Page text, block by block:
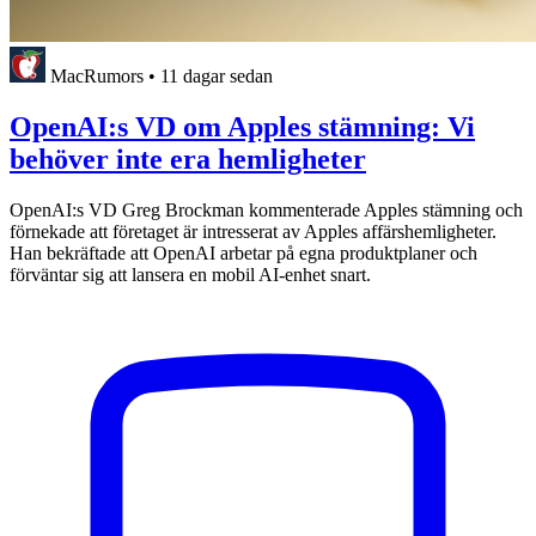
MacRumors • 11 dagar sedan
OpenAI:s VD om Apples stämning: Vi
behöver inte era hemligheter
OpenAI:s VD Greg Brockman kommenterade Apples stämning och
förnekade att företaget är intresserat av Apples affärshemligheter.
Han bekräftade att OpenAI arbetar på egna produktplaner och
förväntar sig att lansera en mobil AI-enhet snart.